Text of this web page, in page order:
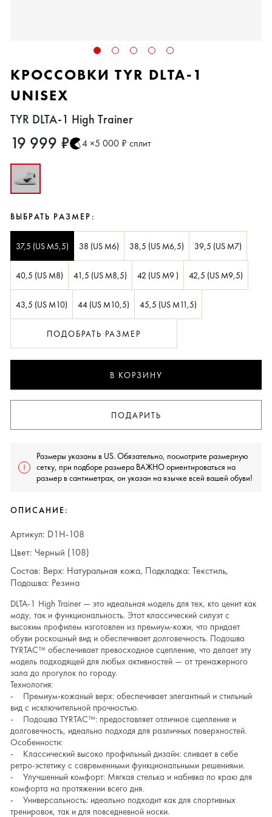
КРОССОВКИ TYR DLTA-1
UNISEX
TYR DLTA-1 High Trainer
19 999 ₽ 4 ×5 000 ₽ сплит
ВЫБРАТЬ РАЗМЕР:
37,5 (US M5,5) 38 (US M6) 38,5 (US M6,5) 39,5 (US M7)
40,5 (US M8) 41,5 (US M8,5) 42 (US M9 ) 42,5 (US M9,5)
43,5 (US M10) 44 (US M10,5) 45,5 (US M11,5)
ПОДОБРАТЬ РАЗМЕР
В КОРЗИНУ
ПОДАРИТЬ
Размеры указаны в US. Обязательно, посмотрите размерную
сетку, при подборе размера ВАЖНО ориентироваться на
размер в сантиметрах, он указан на язычке всей вашей обуви!
ОПИСАНИЕ:
Артикул: D1H-108
Цвет: Черный (108)
Состав: Верх: Натуральная кожа, Подкладка: Текстиль,
Подошва: Резина
DLTA-1 High Trainer — это идеальная модель для тех, кто ценит как
моду, так и функциональность. Этот классический силуэт с
высоким профилем изготовлен из премиум-кожи, что придает
обуви роскошный вид и обеспечивает долговечность. Подошва
TYRTAC™ обеспечивает превосходное сцепление, что делает эту
модель подходящей для любых активностей — от тренажерного
зала до прогулок по городу.
Технология:
- Премиум-кожаный верх: обеспечивает элегантный и стильный
вид с исключительной прочностью.
- Подошва TYRTAC™: предоставляет отличное сцепление и
долговечность, идеально подходя для различных поверхностей.
Особенности:
- Классический высоко профильный дизайн: сливает в себе
ретро-эстетику с современными функциональными решениями.
- Улучшенный комфорт: Мягкая стелька и набивка по краю для
комфорта на протяжении всего дня.
- Универсальность: идеально подходит как для спортивных
тренировок, так и для повседневной носки.